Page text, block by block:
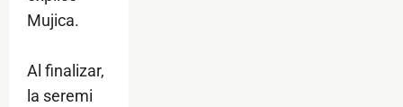
Mujica.
Al finalizar,
la seremi